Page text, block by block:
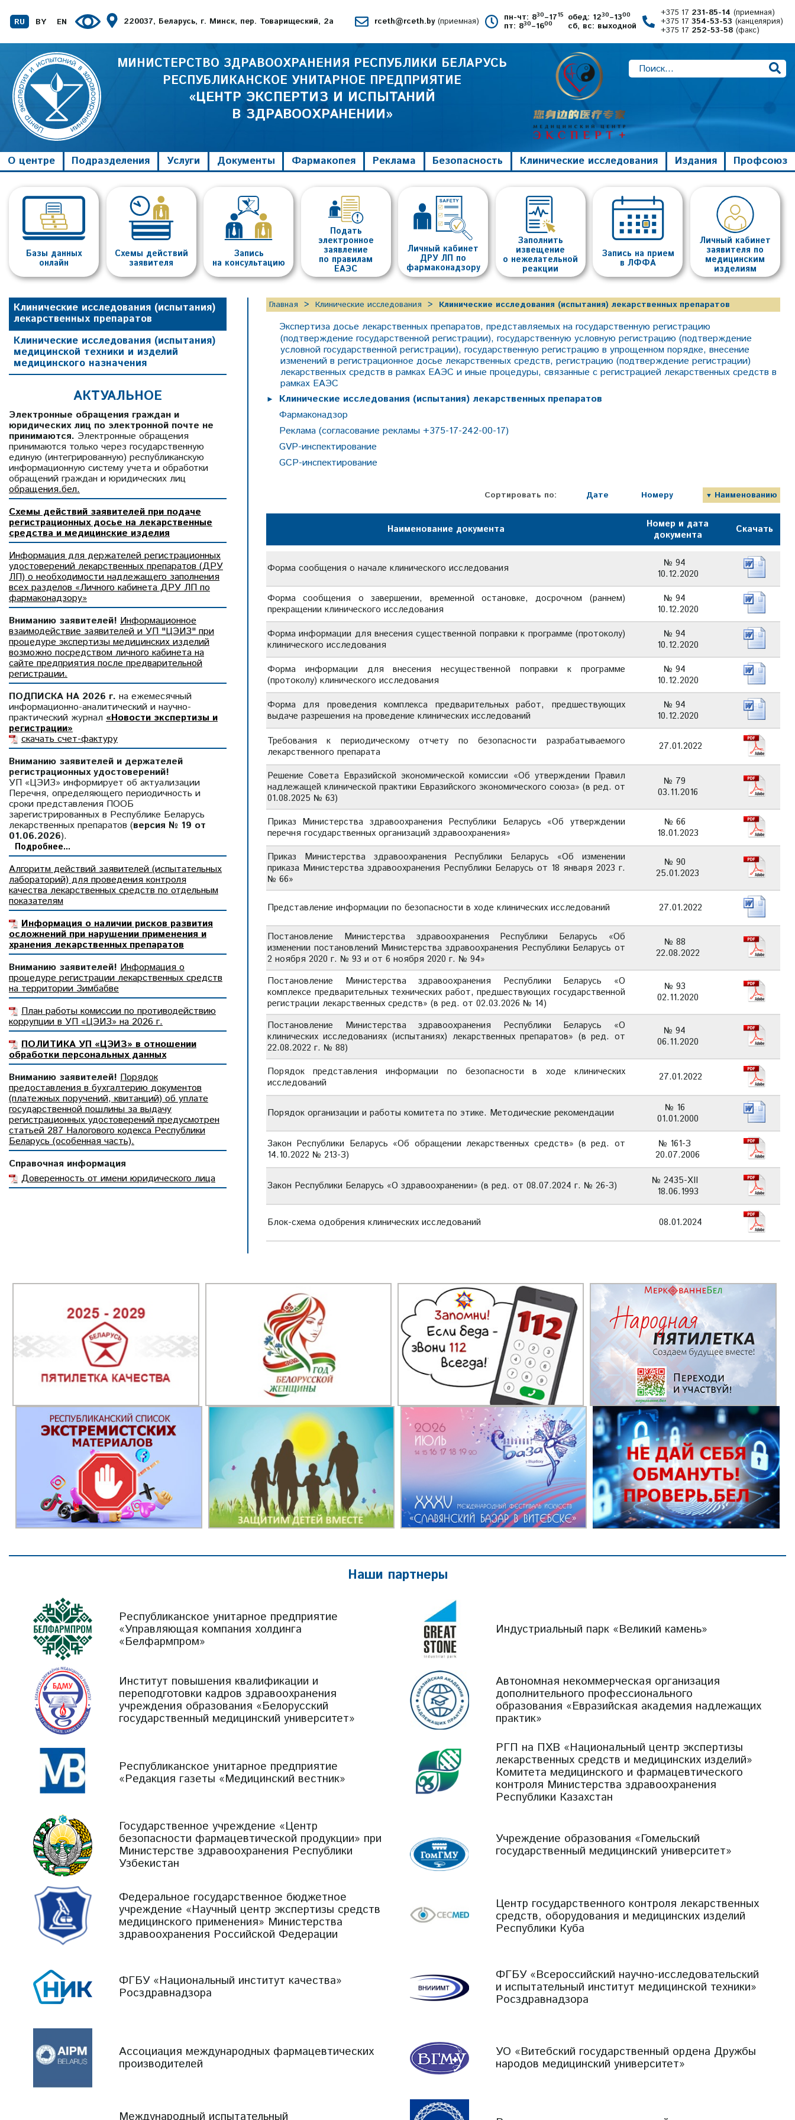
RU BY EN 220037, Беларусь, г. Минск, пер. Товарищеский, 2а rceth@rceth.by (приемная) пн-чт: 830–1715
пт: 830–1600
обед: 1230–1300
сб, вс: выходной
+375 17 231-85-14(приемная)
+375 17354-53-53(канцелярия)
+375 17 252-53-58(факс)
МИНИСТЕРСТВО ЗДРАВООХРАНЕНИЯ РЕСПУБЛИКИ БЕЛАРУСЬ
РЕСПУБЛИКАНСКОЕ УНИТАРНОЕ ПРЕДПРИЯТИЕ
«ЦЕНТР ЭКСПЕРТИЗ И ИСПЫТАНИЙ
В ЗДРАВООХРАНЕНИИ»
О центре Подразделения Услуги Документы Фармакопея Реклама Безопасность Клинические исследования Издания Профсоюз
Базы данных
онлайн
Схемы действий
заявителя
Запись
на консультацию
Подать
электронное
заявление
по правилам
ЕАЭС
Личный кабинет
ДРУ ЛП по
фармаконадзору
Заполнить
извещение
о нежелательной
реакции
Запись на прием
в ЛФФА
Личный кабинет
заявителя по
медицинским
изделиям
Клинические исследования (испытания)
лекарственных препаратов
Клинические исследования (испытания)
медицинской техники и изделий
медицинского назначения
АКТУАЛЬНОЕ
Электронные обращения граждан и
юридических лиц по электронной почте не
принимаются. Электронные обращения
принимаются только через государственную
единую (интегрированную) республиканскую
информационную систему учета и обработки
обращений граждан и юридических лиц
обращения.бел.
Схемы действий заявителей при подаче
регистрационных досье на лекарственные
средства и медицинские изделия
Информация для держателей регистрационных
удостоверений лекарственных препаратов (ДРУ
ЛП) о необходимости надлежащего заполнения
всех разделов «Личного кабинета ДРУ ЛП по
фармаконадзору»
Вниманию заявителей! Информационное
взаимодействие заявителей и УП "ЦЭИЗ" при
процедуре экспертизы медицинских изделий
возможно посредством личного кабинета на
сайте предприятия после предварительной
регистрации.
ПОДПИСКА НА 2026 г. на ежемесячный
информационно-аналитический и научно-
практический журнал «Новости экспертизы и
регистрации»
скачать счет-фактуру
Вниманию заявителей и держателей
регистрационных удостоверений!
УП «ЦЭИЗ» информирует об актуализации
Перечня, определяющего периодичность и
сроки представления ПООБ
зарегистрированных в Республике Беларусь
лекарственных препаратов (версия № 19 от
01.06.2026).
Подробнее...
Алгоритм действий заявителей (испытательных
лабораторий) для проведения контроля
качества лекарственных средств по отдельным
показателям
Информация о наличии рисков развития
осложнений при нарушении применения и
хранения лекарственных препаратов
Вниманию заявителей! Информация о
процедуре регистрации лекарственных средств
на территории Зимбабве
План работы комиссии по противодействию
коррупции в УП «ЦЭИЗ» на 2026 г.
ПОЛИТИКА УП «ЦЭИЗ» в отношении
обработки персональных данных
Вниманию заявителей! Порядок
предоставления в бухгалтерию документов
(платежных поручений, квитанций) об уплате
государственной пошлины за выдачу
регистрационных удостоверений предусмотрен
статьей 287 Налогового кодекса Республики
Беларусь (особенная часть).
Справочная информация
Доверенность от имени юридического лица
Главная Клинические исследования Клинические исследования (испытания) лекарственных препаратов
Экспертиза досье лекарственных препаратов, представляемых на государственную регистрацию
(подтверждение государственной регистрации), государственную условную регистрацию (подтверждение
условной государственной регистрации), государственную регистрацию в упрощенном порядке, внесение
изменений в регистрационное досье лекарственных средств, регистрацию (подтверждение регистрации)
лекарственных средств в рамках ЕАЭС и иные процедуры, связанные с регистрацией лекарственных средств в
рамках ЕАЭС
Клинические исследования (испытания) лекарственных препаратов
Фармаконадзор
Реклама (согласование рекламы +375-17-242-00-17)
GVP-инспектирование
GCP-инспектирование
Сортировать по: Дате Номеру Наименованию
Наименование документа
Номер и дата
документа
Скачать
Форма сообщения о начале клинического исследования
№ 94
10.12.2020
Форма сообщения о завершении, временной остановке, досрочном (раннем)
прекращении клинического исследования
№ 94
10.12.2020
Форма информации для внесения существенной поправки к программе (протоколу)
клинического исследования
№ 94
10.12.2020
Форма информации для внесения несущественной поправки к программе
(протоколу) клинического исследования
№ 94
10.12.2020
Форма для проведения комплекса предварительных работ, предшествующих
выдаче разрешения на проведение клинических исследований
№ 94
10.12.2020
Требования к периодическому отчету по безопасности разрабатываемого
лекарственного препарата
27.01.2022
Решение Совета Евразийской экономической комиссии «Об утверждении Правил
надлежащей клинической практики Евразийского экономического союза» (в ред. от
01.08.2025 № 63)
№ 79
03.11.2016
Приказ Министерства здравоохранения Республики Беларусь «Об утверждении
перечня государственных организаций здравоохранения»
№ 66
18.01.2023
Приказ Министерства здравоохранения Республики Беларусь «Об изменении
приказа Министерства здравоохранения Республики Беларусь от 18 января 2023 г.
№ 66»
№ 90
25.01.2023
Представление информации по безопасности в ходе клинических исследований 27.01.2022
Постановление Министерства здравоохранения Республики Беларусь «Об
изменении постановлений Министерства здравоохранения Республики Беларусь от
2 ноября 2020 г. № 93 и от 6 ноября 2020 г. № 94»
№ 88
22.08.2022
Постановление Министерства здравоохранения Республики Беларусь «О
комплексе предварительных технических работ, предшествующих государственной
регистрации лекарственных средств» (в ред. от 02.03.2026 № 14)
№ 93
02.11.2020
Постановление Министерства здравоохранения Республики Беларусь «О
клинических исследованиях (испытаниях) лекарственных препаратов» (в ред. от
22.08.2022 г. № 88)
№ 94
06.11.2020
Порядок представления информации по безопасности в ходе клинических
исследований
27.01.2022
Порядок организации и работы комитета по этике. Методические рекомендации
№ 16
01.01.2000
Закон Республики Беларусь «Об обращении лекарственных средств» (в ред. от
14.10.2022 № 213-З)
№ 161-З
20.07.2006
Закон Республики Беларусь «О здравоохранении» (в ред. от 08.07.2024 г. № 26-З)
№ 2435-XII
18.06.1993
Блок-схема одобрения клинических исследований 08.01.2024
Наши партнеры
Республиканское унитарное предприятие
«Управляющая компания холдинга
«Белфармпром»
Индустриальный парк «Великий камень»
Институт повышения квалификации и
переподготовки кадров здравоохранения
учреждения образования «Белорусский
государственный медицинский университет»
Автономная некоммерческая организация
дополнительного профессионального
образования «Евразийская академия надлежащих
практик»
Республиканское унитарное предприятие
«Редакция газеты «Медицинский вестник»
РГП на ПХВ «Национальный центр экспертизы
лекарственных средств и медицинских изделий»
Комитета медицинского и фармацевтического
контроля Министерства здравоохранения
Республики Казахстан
Государственное учреждение «Центр
безопасности фармацевтической продукции» при
Министерстве здравоохранения Республики
Узбекистан
Учреждение образования «Гомельский
государственный медицинский университет»
Федеральное государственное бюджетное
учреждение «Научный центр экспертизы средств
медицинского применения» Министерства
здравоохранения Российской Федерации
Центр государственного контроля лекарственных
средств, оборудования и медицинских изделий
Республики Куба
ФГБУ «Национальный институт качества»
Росздравнадзора
ФГБУ «Всероссийский научно-исследовательский
и испытательный институт медицинской техники»
Росздравнадзора
Ассоциация международных фармацевтических
производителей
УО «Витебский государственный ордена Дружбы
народов медицинский университет»
Международный испытательный